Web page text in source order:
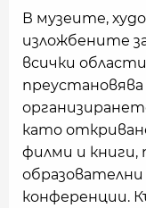
В музеите,
изложбените
всички
като
филми и книги,
конференции.